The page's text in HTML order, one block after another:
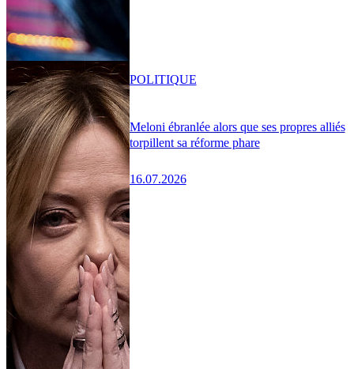
Meloni ébranlée alors que ses propres alliés
torpillent sa réforme phare
16.07.2026
POLITIQUE